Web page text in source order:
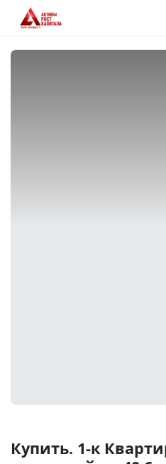
Купить. 1-к